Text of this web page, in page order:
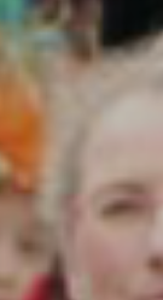
ZDRAVOTNÍ